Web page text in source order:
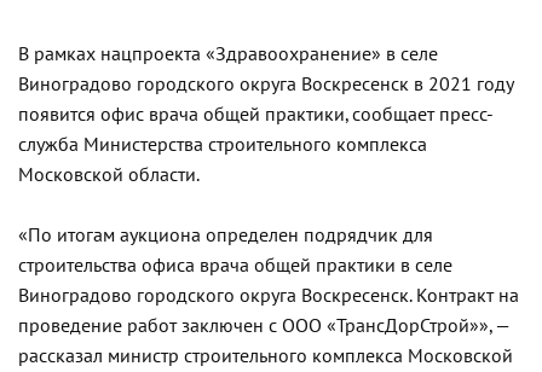
В рамках нацпроекта «Здравоохранение» в селе
Виноградово городского округа Воскресенск в 2021 году
появится офис врача общей практики, сообщает пресс-
служба Министерства строительного комплекса
Московской области.
«По итогам аукциона определен подрядчик для
строительства офиса врача общей практики в селе
Виноградово городского округа Воскресенск. Контракт на
проведение работ заключен с ООО «ТрансДорСтрой»», —
рассказал министр строительного комплекса Московской